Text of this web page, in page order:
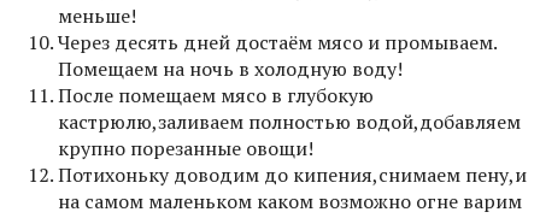
меньше!
Через десять дней достаём мясо и промываем.
Помещаем на ночь в холодную воду!
После помещаем мясо в глубокую
кастрюлю,заливаем полностью водой,добавляем
крупно порезанные овощи!
Потихоньку доводим до кипения,снимаем пену,и
на самом маленьком каком возможно огне варим